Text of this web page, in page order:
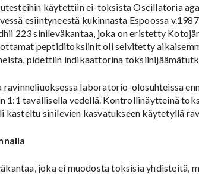
käytettiin ei-toksista Oscillatoria
esiintyneestä kukinnasta Espoossa
223 sinileväkantaa, joka on eristetty
peptiditoksiinit oli selvitetty
pidettiin indikaattorina
laboratorio-olosuhteissa
1:1 tavallisella vedellä. Kontrollinäytteinä
sinilevien kasvatukseen käytetyllä
joka ei muodosta toksisia yhdisteitä,